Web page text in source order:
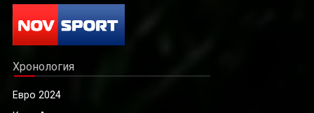
Хронология
Евро 2024